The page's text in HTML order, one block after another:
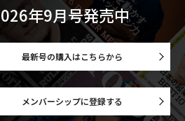
年9月号発売中
最新号の購入はこちらから
メンバーシップに登録する